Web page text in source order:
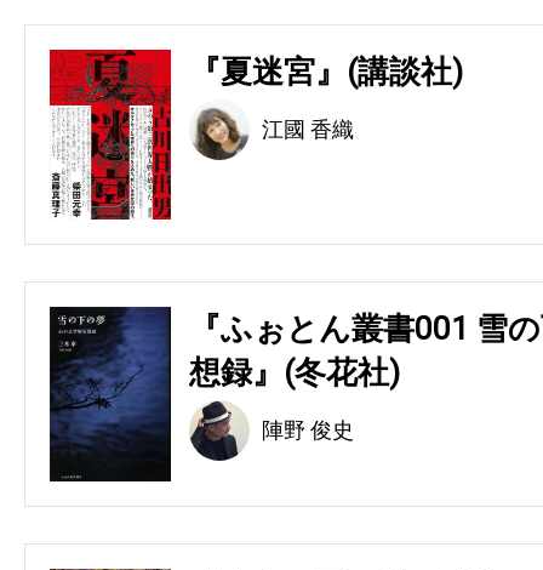
『夏迷宮』(講談社)
江國 香織
『ふぉとん叢書001 雪
想録』(冬花社)
陣野 俊史